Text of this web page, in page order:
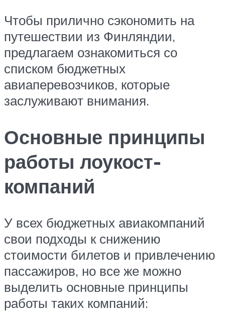
Чтобы прилично сэкономить на
путешествии из Финляндии,
предлагаем ознакомиться со
списком бюджетных
авиаперевозчиков, которые
заслуживают внимания.
Основные принципы
работы лоукост-
компаний
У всех бюджетных авиакомпаний
свои подходы к снижению
стоимости билетов и привлечению
пассажиров, но все же можно
выделить основные принципы
работы таких компаний: